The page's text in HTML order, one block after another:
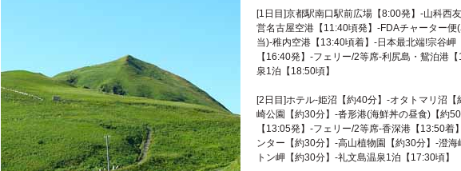
[1日目]京都駅南口駅前広場【8:00発】-山科西
営名古屋空港【11:40頃発】-FDAチャーター便
当)-稚内空港【13:40頃着】-日本最北端!宗谷岬
【16:40発】-フェリー/2等席-利尻島・鴛泊港
泉1泊【18:50頃】
[2日目]ホテル-姫沼【約40分】-オタトマリ沼
崎公園【約30分】-沓形港(海鮮丼の昼食)【約
【13:05発】-フェリー/2等席-香深港【13:50着
ンター【約30分】-高山植物園【約30分】-澄海
トン岬【約30分】-礼文島温泉1泊【17:30頃】